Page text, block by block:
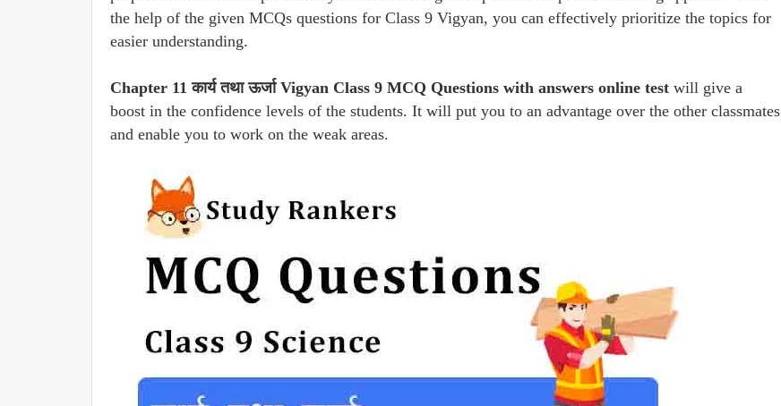
the help of the given MCQs questions for Class 9 Vigyan, you can effectively prioritize the topics for
easier understanding.
Chapter 11 कार्य तथा ऊर्जा Vigyan Class 9 MCQ Questions with answers online test will give a
boost in the confidence levels of the students. It will put you to an advantage over the other classmates
and enable you to work on the weak areas.